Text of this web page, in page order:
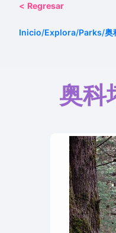
< Regresar
Inicio/Explora/Parks/奥
奥科